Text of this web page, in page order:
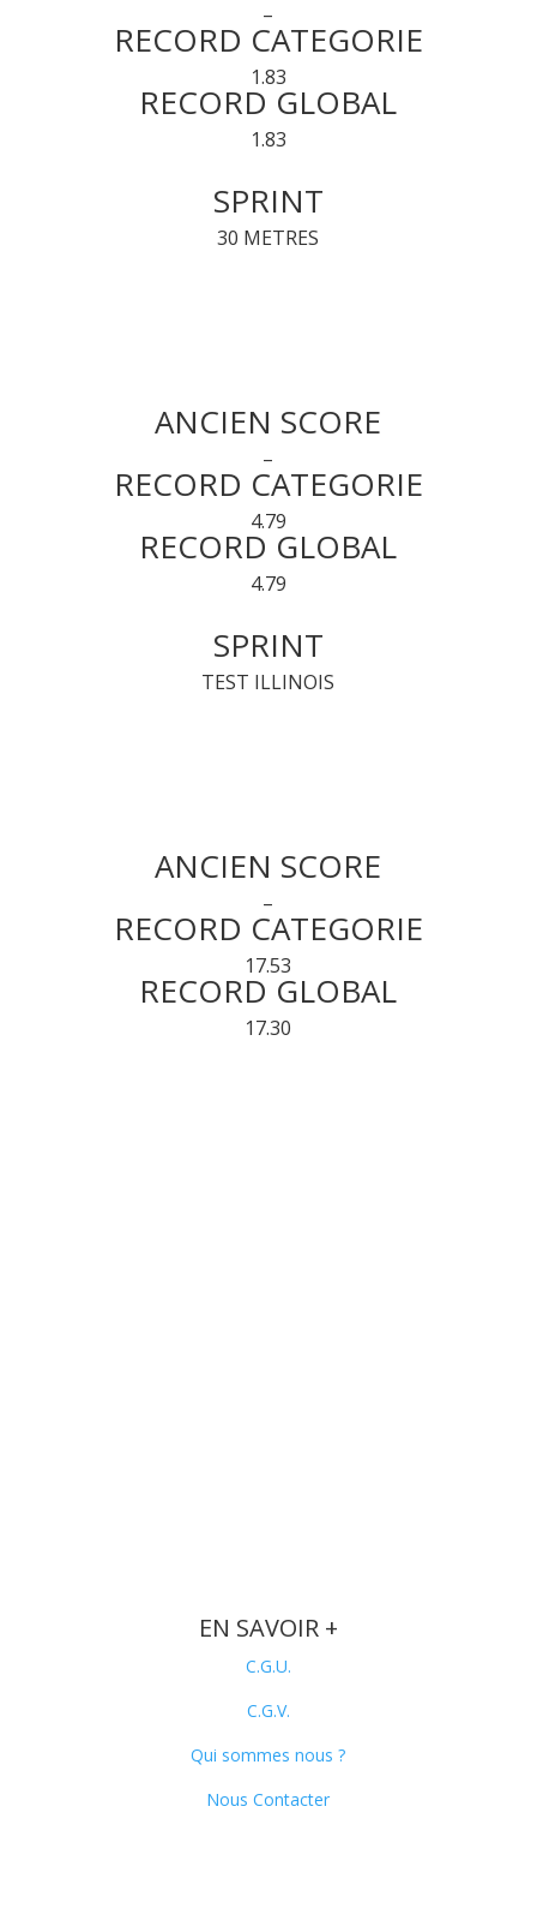
–
RECORD CATEGORIE
1.83
RECORD GLOBAL
1.83
SPRINT
30 METRES
ANCIEN SCORE
–
RECORD CATEGORIE
4.79
RECORD GLOBAL
4.79
SPRINT
TEST ILLINOIS
ANCIEN SCORE
–
RECORD CATEGORIE
17.53
RECORD GLOBAL
17.30
EN SAVOIR +
C.G.U.
C.G.V.
Qui sommes nous ?
Nous Contacter